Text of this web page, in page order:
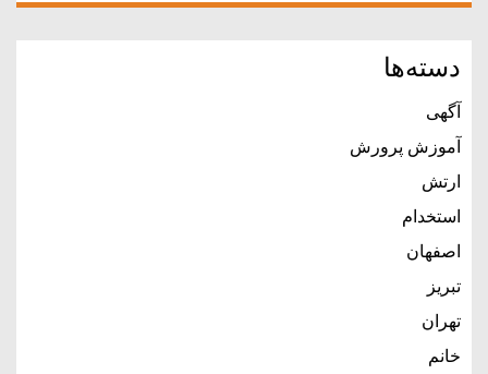
دسته‌ها
آگهی
آموزش پرورش
ارتش
استخدام
اصفهان
تبریز
تهران
خانم